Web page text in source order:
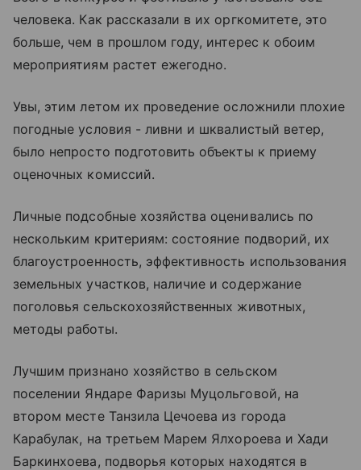
человека. Как рассказали в их оргкомитете, это
больше, чем в прошлом году, интерес к обоим
мероприятиям растет ежегодно.
Увы, этим летом их проведение осложнили плохие
погодные условия - ливни и шквалистый ветер,
было непросто подготовить объекты к приему
оценочных комиссий.
Личные подсобные хозяйства оценивались по
нескольким критериям: состояние подворий, их
благоустроенность, эффективность использования
земельных участков, наличие и содержание
поголовья сельскохозяйственных животных,
методы работы.
Лучшим признано хозяйство в сельском
поселении Яндаре Фаризы Муцольговой, на
втором месте Танзила Цечоева из города
Карабулак, на третьем Марем Ялхороева и Хади
Баркинхоева, подворья которых находятся в